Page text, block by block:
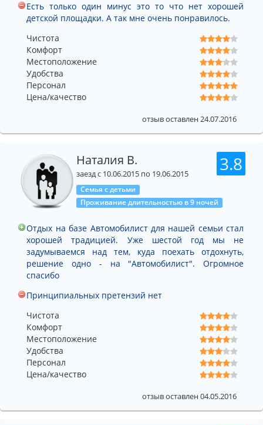
Есть только один минус это то что нет хорошей
детской площадки. А так мне очень понравилось.
Чистота
Комфорт
Местоположение
Удобства
Персонал
Цена/качество
отзыв оставлен 24.07.2016
3.8
Наталия В.
заезд с 10.06.2015 по 19.06.2015
Семья с детьми
Проживание длительностью в 9 ночей
Отдых на базе Автомобилист для нашей семьи стал
хорошей традицией. Уже шестой год мы не
задумываемся над тем, куда поехать отдохнуть,
решение одно - на "Автомобилист". Огромное
спасибо
Принципиальных претензий нет
Чистота
Комфорт
Местоположение
Удобства
Персонал
Цена/качество
отзыв оставлен 04.05.2016